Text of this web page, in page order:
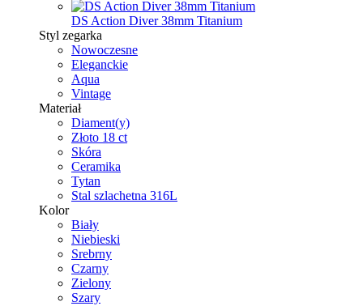
DS Action Diver 38mm Titanium
Styl zegarka
Nowoczesne
Eleganckie
Aqua
Vintage
Materiał
Diament(y)
Złoto 18 ct
Skóra
Ceramika
Tytan
Stal szlachetna 316L
Kolor
Biały
Niebieski
Srebrny
Czarny
Zielony
Szary